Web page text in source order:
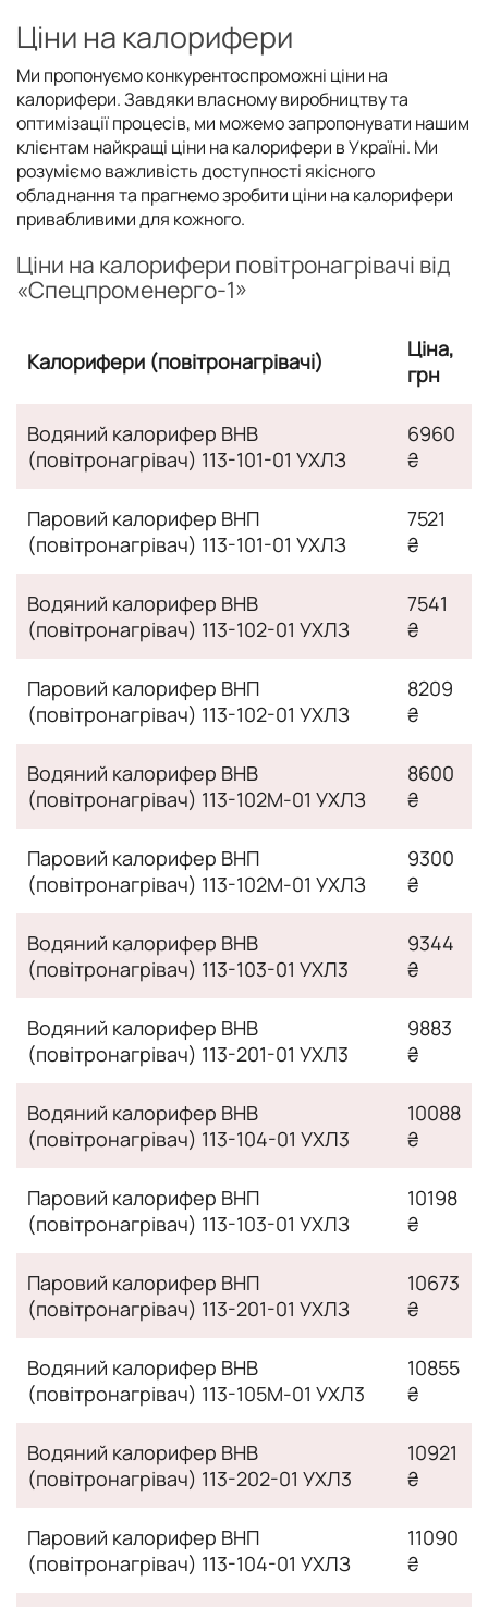
Ціни на калорифери
Ми пропонуємо конкурентоспроможні ціни на
калорифери. Завдяки власному виробництву та
оптимізації процесів, ми можемо запропонувати нашим
клієнтам найкращі ціни на калорифери в Україні. Ми
розуміємо важливість доступності якісного
обладнання та прагнемо зробити ціни на калорифери
привабливими для кожного.
Ціни на калорифери повітронагрівачі від
«Спецпроменерго-1»
Калорифери (повітронагрівачі)
Ціна,
грн
Водяний калорифер ВНВ
(повітронагрівач) 113-101-01 УХЛЗ
6960
₴
Паровий калорифер ВНП
(повітронагрівач) 113-101-01 УХЛЗ
7521
₴
Водяний калорифер ВНВ
(повітронагрівач) 113-102-01 УХЛЗ
7541
₴
Паровий калорифер ВНП
(повітронагрівач) 113-102-01 УХЛЗ
8209
₴
Водяний калорифер ВНВ
(повітронагрівач) 113-102М-01 УХЛЗ
8600
₴
Паровий калорифер ВНП
(повітронагрівач) 113-102М-01 УХЛЗ
9300
₴
Водяний калорифер ВНВ
(повітронагрівач) 113-103-01 УХЛ3
9344
₴
Водяний калорифер ВНВ
(повітронагрівач) 113-201-01 УХЛ3
9883
₴
Водяний калорифер ВНВ
(повітронагрівач) 113-104-01 УХЛ3
10088
₴
Паровий калорифер ВНП
(повітронагрівач) 113-103-01 УХЛЗ
10198
₴
Паровий калорифер ВНП
(повітронагрівач) 113-201-01 УХЛЗ
10673
₴
Водяний калорифер ВНВ
(повітронагрівач) 113-105M-01 УХЛ3
10855
₴
Водяний калорифер ВНВ
(повітронагрівач) 113-202-01 УХЛ3
10921
₴
Паровий калорифер ВНП
(повітронагрівач) 113-104-01 УХЛЗ
11090
₴